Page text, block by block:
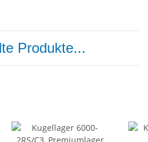
Produkte...